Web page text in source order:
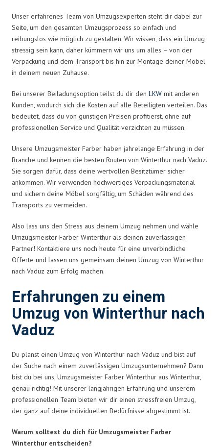
Unser erfahrenes Team von Umzugsexperten steht dir dabei zur
Seite, um den gesamten Umzugsprozess so einfach und
reibungslos wie möglich zu gestalten. Wir wissen, dass ein Umzug
stressig sein kann, daher kümmern wir uns um alles – von der
Verpackung und dem Transport bis hin zur Montage deiner Möbel
in deinem neuen Zuhause.
Bei unserer Beiladungsoption teilst du dir den LKW mit anderen
Kunden, wodurch sich die Kosten auf alle Beteiligten verteilen. Das
bedeutet, dass du von günstigen Preisen profitierst, ohne auf
professionellen Service und Qualität verzichten zu müssen.
Unsere Umzugsmeister Farber haben jahrelange Erfahrung in der
Branche und kennen die besten Routen von Winterthur nach Vaduz.
Sie sorgen dafür, dass deine wertvollen Besitztümer sicher
ankommen. Wir verwenden hochwertiges Verpackungsmaterial
und sichern deine Möbel sorgfältig, um Schäden während des
Transports zu vermeiden.
Also lass uns den Stress aus deinem Umzug nehmen und wähle
Umzugsmeister Farber Winterthur als deinen zuverlässigen
Partner! Kontaktiere uns noch heute für eine unverbindliche
Offerte und lassen uns gemeinsam deinen Umzug von Winterthur
nach Vaduz zum Erfolg machen.
Erfahrungen zu einem
Umzug von Winterthur nach
Vaduz
Du planst einen Umzug von Winterthur nach Vaduz und bist auf
der Suche nach einem zuverlässigen Umzugsunternehmen? Dann
bist du bei uns, Umzugsmeister Farber Winterthur aus Winterthur,
genau richtig! Mit unserer langjährigen Erfahrung und unserem
professionellen Team bieten wir dir einen stressfreien Umzug,
der ganz auf deine individuellen Bedürfnisse abgestimmt ist.
Warum solltest du dich für Umzugsmeister Farber
Winterthur entscheiden?